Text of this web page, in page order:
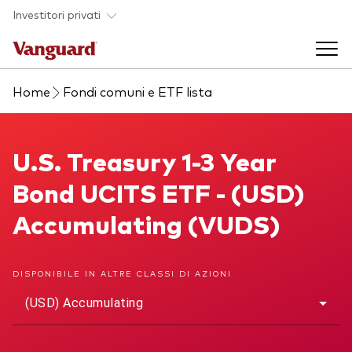
Skip to main content
Investitori privati
Prodotti di investimento
Prodotti
ETF
La società
Back to main menu
Come investire
Home Fondi comuni e ETF lista
U.S. Treasury 1-3 Year Bond UCITS ETF
U.S. Treasury 1-3 Year
Bond UCITS ETF - (USD)
Accumulating (VUDS)
DISPONIBILE IN ALTRE CLASSI DI AZIONI
(USD) Accumulating